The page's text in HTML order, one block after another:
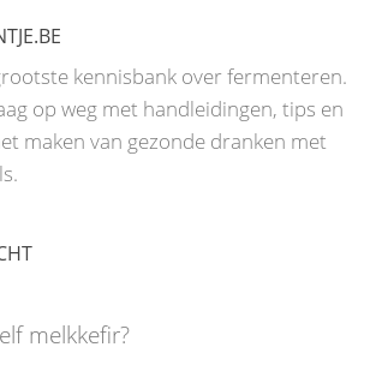
kennisbank over fermenteren.
op weg met handleidingen, tips en
maken van gezonde dranken met
melkkefir?